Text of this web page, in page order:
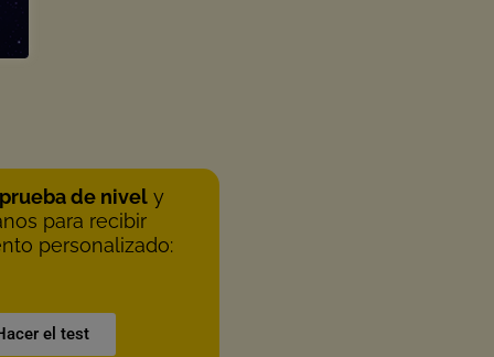
prueba de nively
para recibir
personalizado:
el test